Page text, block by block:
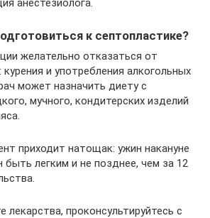
анестезиолога.
к септопластике?
желательно отказаться от
и употребления алкогольных
может назначить диету с
мучного, кондитерских изделий
приходит натощак: ужин накануне
легким и не позднее, чем за 12
лекарства, проконсультируйтесь с